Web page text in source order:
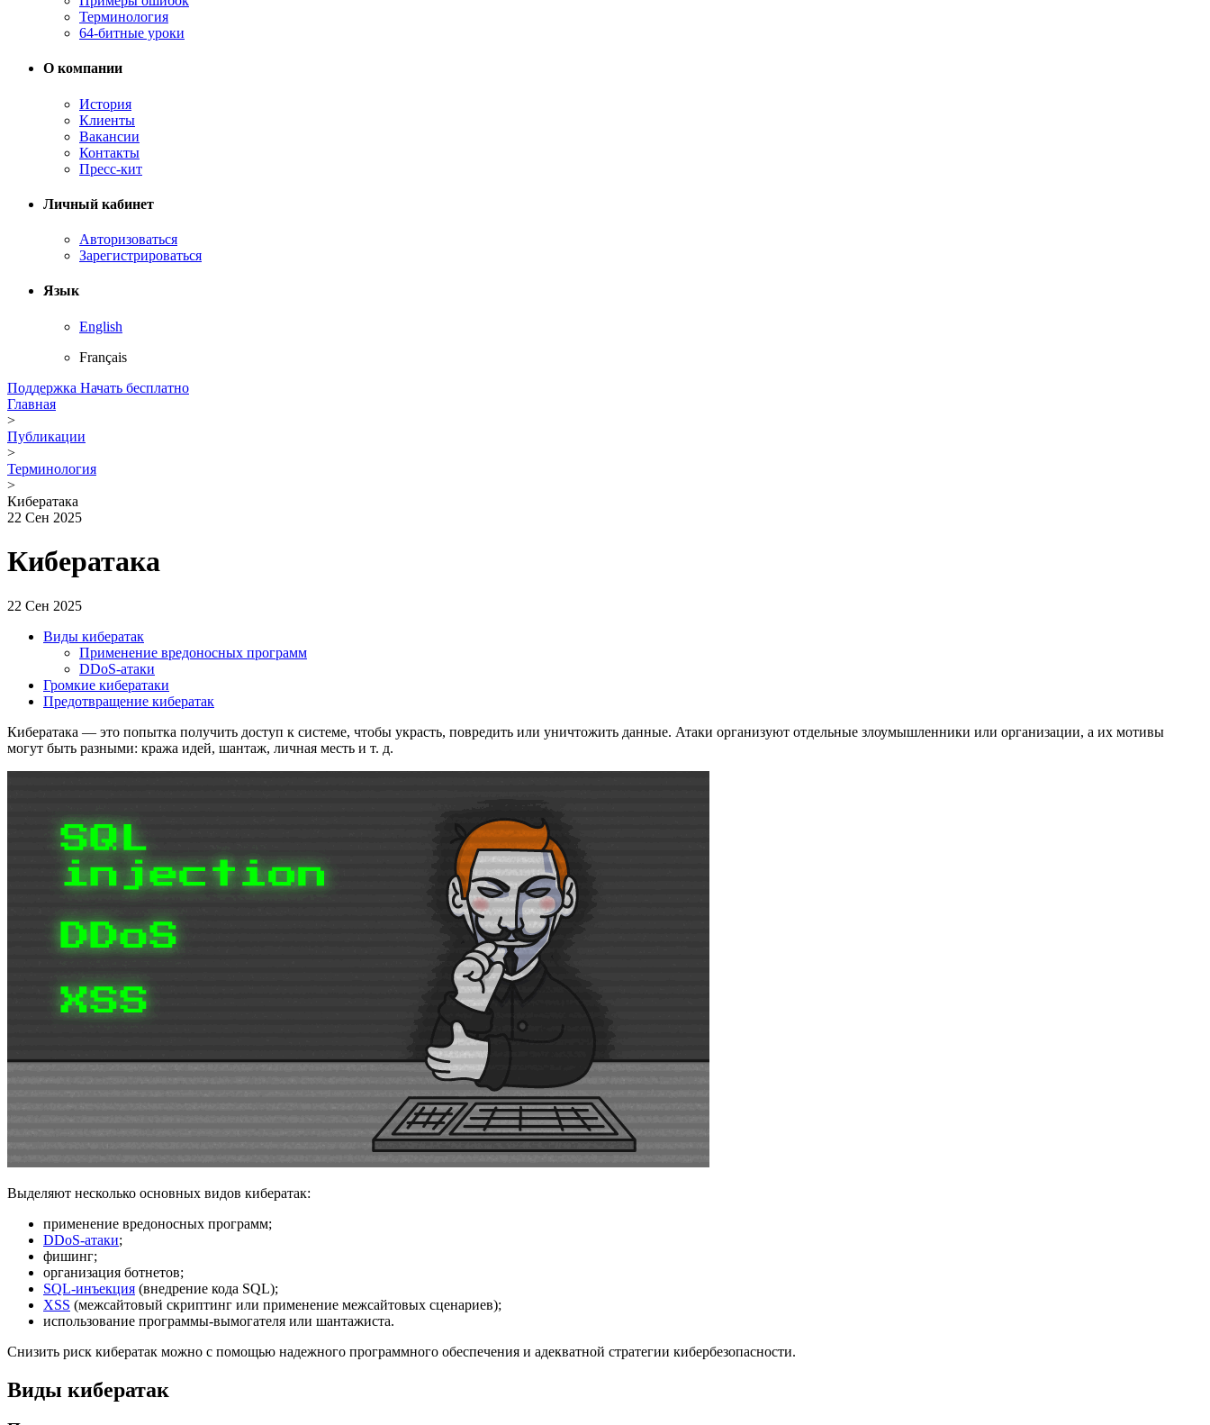
Терминология
64-битные уроки
О компании
История
Клиенты
Вакансии
Контакты
Пресс-кит
Личный кабинет
Авторизоваться
Зарегистрироваться
Язык
English
Français
Поддержка Начать бесплатно
Главная
>
Публикации
>
Терминология
>
Кибератака
22 Сен 2025
Кибератака
22 Сен 2025
Виды кибератак
Применение вредоносных программ
DDoS-атаки
Громкие кибератаки
Предотвращение кибератак
Кибератака — это попытка получить доступ к системе, чтобы украсть, повредить или уничтожить данные. Атаки организуют отдельные злоумышленники или организации, а их мотивы
могут быть разными: кража идей, шантаж, личная месть и т. д.
Выделяют несколько основных видов кибератак:
применение вредоносных программ;
DDoS-атаки;
фишинг;
организация ботнетов;
SQL-инъекция (внедрение кода SQL);
XSS (межсайтовый скриптинг или применение межсайтовых сценариев);
использование программы-вымогателя или шантажиста.
Снизить риск кибератак можно с помощью надежного программного обеспечения и адекватной стратегии кибербезопасности.
Виды кибератак